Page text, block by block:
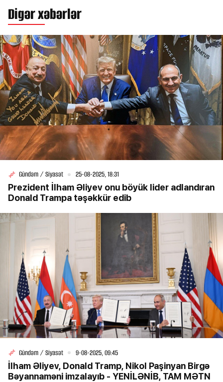
Digər xəbərlər
Gündəm / Siyasət 25-08-2025, 18:31
Prezident İlham Əliyev onu böyük lider adlandıran
Donald Trampa təşəkkür edib
Gündəm / Siyasət 9-08-2025, 09:45
İlham Əliyev, Donald Tramp, Nikol Paşinyan Birgə
Bəyannaməni imzalayıb - YENİLƏNİB, TAM MƏTN